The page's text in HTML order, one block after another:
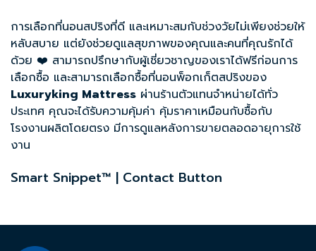
การเลือกที่นอนสปริงที่ดี และเหมาะสมกับช่วงวัยไม่เพียงช่วยให้
หลับสบาย แต่ยังช่วยดูแลสุขภาพของคุณและคนที่คุณรักได้
ด้วย ❤️ สามารถปรึกษากับผู้เชี่ยวชาญของเราได้ฟรีก่อนการ
เลือกซื้อ และสามารถเลือกซื้อที่นอนพ็อกเก็ตสปริงของ
Luxuryking Mattress ผ่านร้านตัวแทนจำหน่ายได้ทั่ว
ประเทศ คุณจะได้รับความคุ้มค่า คุ้มราคาเหมือนกับซื้อกับ
โรงงานผลิตโดยตรง มีการดูแลหลังการขายตลอดอายุการใช้
งาน
Smart Snippet™ | Contact Button